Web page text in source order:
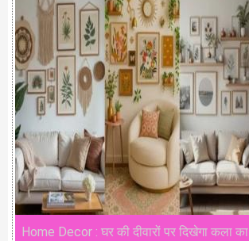
Home Decor : घर की दीवारों पर दिखेगा कला का